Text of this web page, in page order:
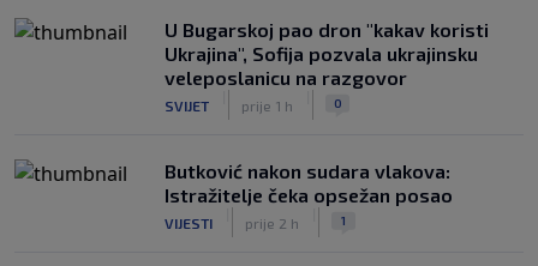
U Bugarskoj pao dron "kakav koristi
Ukrajina", Sofija pozvala ukrajinsku
veleposlanicu na razgovor
SVIJET prije 1 h 0
Butković nakon sudara vlakova:
Istražitelje čeka opsežan posao
VIJESTI prije 2 h 1